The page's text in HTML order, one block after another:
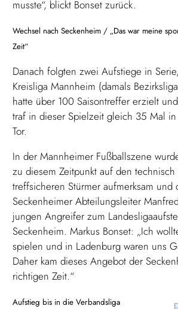
musste“, blickt Bonset zurück.
Wechsel nach Seckenheim / „Das war meine
Zeit“
Danach folgten zwei Aufstiege in
Kreisliga Mannheim (damals
hatte über 100 Saisontreffer erzielt
traf in dieser Spielzeit gleich 35 Mal
Tor.
In der Mannheimer Fußballszene
zu diesem Zeitpunkt auf den
treffsicheren Stürmer aufmerksam und
Seckenheimer Abteilungsleiter
jungen Angreifer zum
Seckenheim. Markus Bonset: „Ich
spielen und in Ladenburg waren uns
Daher kam dieses Angebot der
richtigen Zeit.“
Aufstieg bis in die Verbandsliga